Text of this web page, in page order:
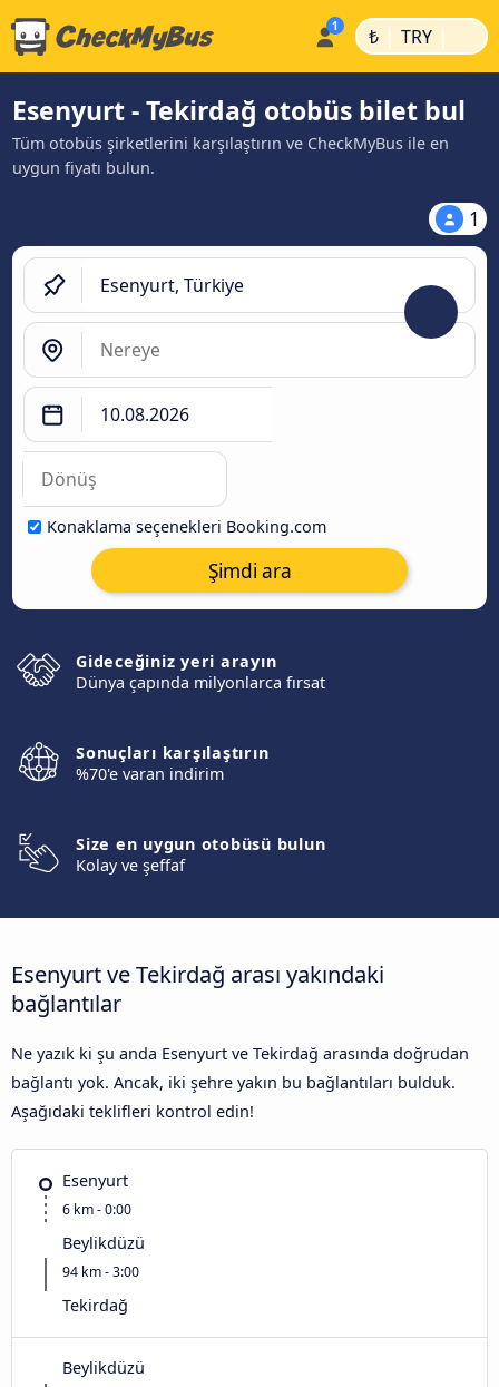
₺ | TRY |
Esenyurt - Tekirdağ otobüs bilet bul
Tüm otobüs şirketlerini karşılaştırın ve CheckMyBus ile en
uygun fiyatı bulun.
1
Konaklama seçenekleri Booking.com
Şimdi ara
Gideceğiniz yeri arayın
Dünya çapında milyonlarca fırsat
Sonuçları karşılaştırın
%70'e varan indirim
Size en uygun otobüsü bulun
Kolay ve şeffaf
Esenyurt ve Tekirdağ arası yakındaki
bağlantılar
Ne yazık ki şu anda Esenyurt ve Tekirdağ arasında doğrudan
bağlantı yok. Ancak, iki şehre yakın bu bağlantıları bulduk.
Aşağıdaki teklifleri kontrol edin!
Esenyurt
6 km - 0:00
Beylikdüzü
94 km - 3:00
Tekirdağ
Beylikdüzü